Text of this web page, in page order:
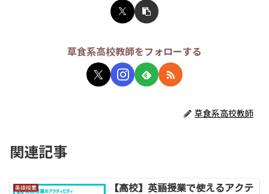
草食系高校教師をフォローする
草食系高校教師
関連記事
英語授業
【高校】英語授業で使えるアクテ